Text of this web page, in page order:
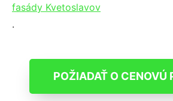
fasády Kvetoslavov
.
POŽIADAŤ O CENOVÚ